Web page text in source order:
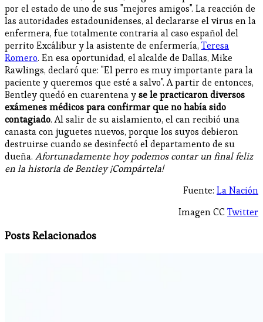
por el estado de uno de sus "mejores amigos". La reacción de
las autoridades estadounidenses, al declararse el virus en la
enfermera, fue totalmente contraria al caso español del
perrito Excálibur y la asistente de enfermería, Teresa
Romero. En esa oportunidad, el alcalde de Dallas, Mike
Rawlings, declaró que: "El perro es muy importante para la
paciente y queremos que esté a salvo". A partir de entonces,
Bentley quedó en cuarentena yse le practicaron diversos
exámenes médicos para confirmar que no había sido
contagiado. Al salir de su aislamiento, el can recibió una
canasta con juguetes nuevos, porque los suyos debieron
destruirse cuando se desinfectó el departamento de su
dueña. Afortunadamente hoy podemos contar un final feliz
en la historia de Bentley ¡Compártela!
Fuente: La Nación
Imagen CC Twitter
Posts Relacionados